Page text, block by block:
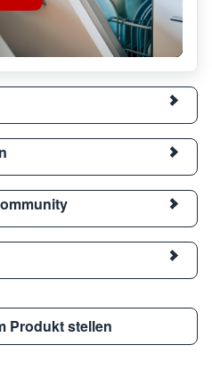
Produkt stellen